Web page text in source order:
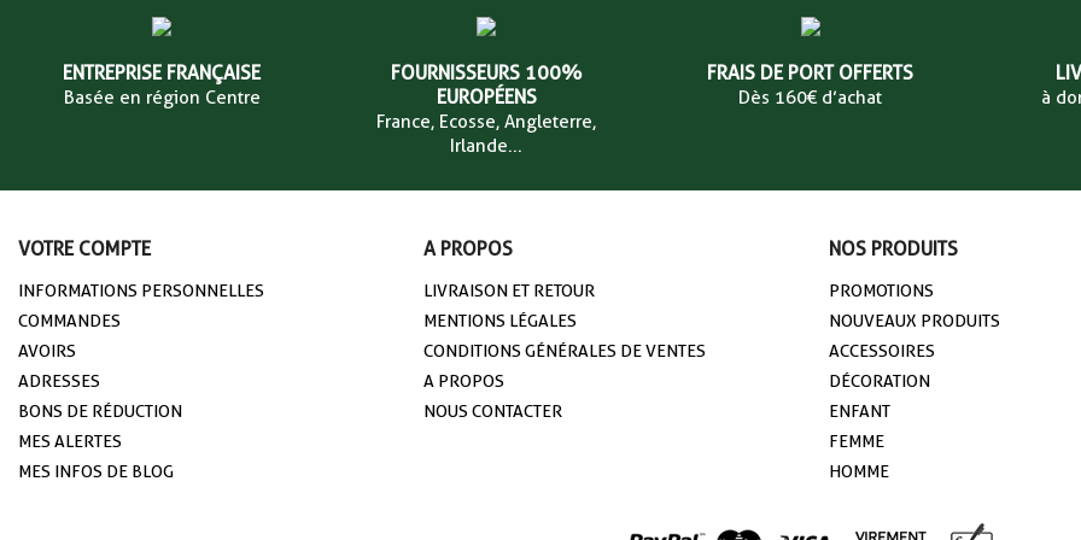
ENTREPRISE FRANÇAISE
Basée en région Centre
FOURNISSEURS 100%
EUROPÉENS
France, Ecosse, Angleterre,
Irlande...
FRAIS DE PORT OFFERTS
Dès 160€ d’achat à
VOTRE COMPTE
INFORMATIONS PERSONNELLES
COMMANDES
AVOIRS
ADRESSES
BONS DE RÉDUCTION
MES ALERTES
MES INFOS DE BLOG
A PROPOS
LIVRAISON ET RETOUR
MENTIONS LÉGALES
CONDITIONS GÉNÉRALES DE VENTES
A PROPOS
NOUS CONTACTER
NOS PRODUITS
PROMOTIONS
NOUVEAUX PRODUITS
ACCESSOIRES
DÉCORATION
ENFANT
FEMME
HOMME